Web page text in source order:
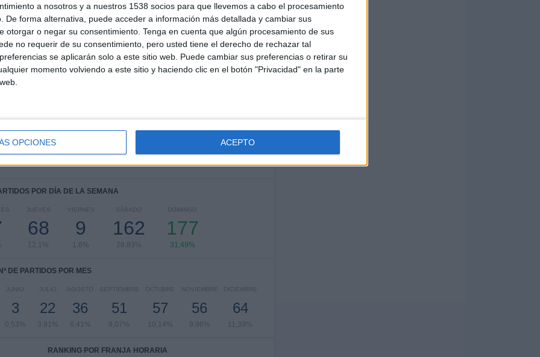
a nosotros y a nuestros 1538 socios para que llevemos a cabo el procesamiento
De forma alternativa, puede acceder a información más detallada y cambiar sus
otorgar o negar su consentimiento. Tenga en cuenta que algún procesamiento de sus
no requerir de su consentimiento, pero usted tiene el derecho de rechazar tal
se aplicarán solo a este sitio web. Puede cambiar sus preferencias o retirar su
momento volviendo a este sitio y haciendo clic en el botón "Privacidad" en la parte
OPCIONES ACEPTO
94
RIVALES
28
VS Chelsea
10
COMPETICIONES
RANKING POR COMPETICIONES
POR DÍA DE LA SEMANA
JUEVES
68
12,1%
VIERNES
9
1,6%
SÁBADO
162
28,83%
DOMINGO
177
31,49%
Nº DE PARTIDOS POR MES
JUNIO
3
0,53%
JULIO
22
3,91%
AGOSTO
36
6,41%
SEPTIEMBRE
51
9,07%
OCTUBRE
57
10,14%
NOVIEMBRE
56
9,96%
DICIEMBRE
64
11,39%
RANKING POR FRANJA HORARIA